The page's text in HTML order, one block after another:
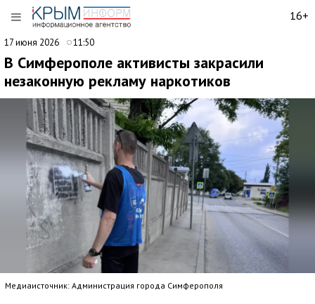
16+
17 июня 2026 11:50
В Симферополе активисты закрасили
незаконную рекламу наркотиков
Медиаисточник: Администрация города Симферополя